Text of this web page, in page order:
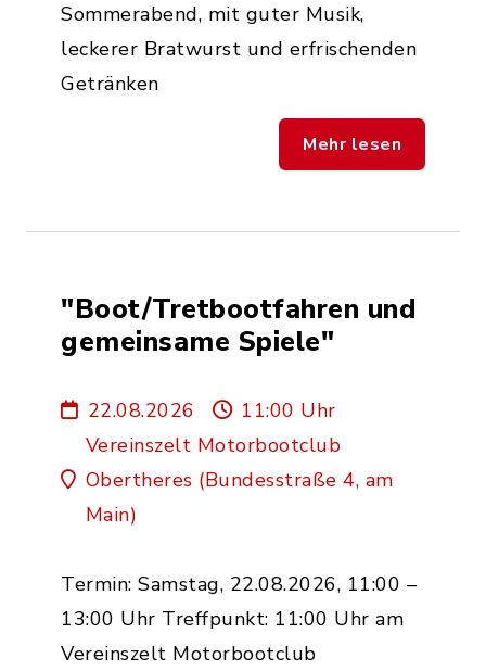
Sommerabend, mit guter Musik,
leckerer Bratwurst und erfrischenden
Getränken
Mehr lesen
"Boot/Tretbootfahren und
gemeinsame Spiele"
22.08.2026
11:00 Uhr
Vereinszelt Motorbootclub
Obertheres (Bundesstraße 4, am
Main)
Termin: Samstag, 22.08.2026, 11:00 –
13:00 Uhr Treffpunkt: 11:00 Uhr am
Vereinszelt Motorbootclub